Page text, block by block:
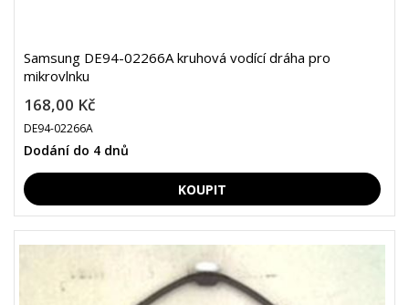
Samsung DE94-02266A kruhová vodící dráha pro
mikrovlnku
168,00 Kč
DE94-02266A
Dodání do 4 dnů